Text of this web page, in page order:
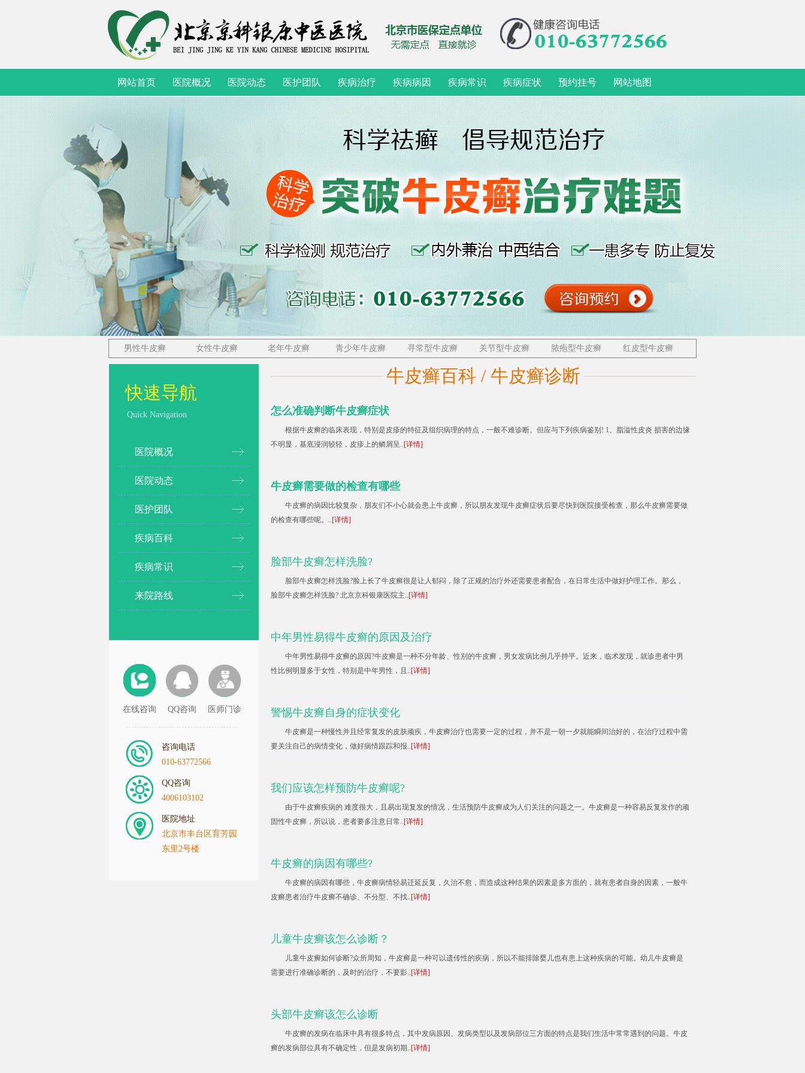
网站首页 医院概况 医院动态 医护团队 疾病治疗 疾病病因 疾病常识 疾病症状 预约挂号 网站地图
男性牛皮癣 女性牛皮癣 老年牛皮癣 青少年牛皮癣 寻常型牛皮癣 关节型牛皮癣 脓疱型牛皮癣 红皮型牛皮癣
快速导航
Quick Navigation
医院概况
医院动态
医护团队
疾病百科
疾病常识
来院路线
在线咨询 QQ咨询 医师门诊
咨询电话
010-63772566
QQ咨询
4006103102
医院地址
北京市丰台区育芳园
东里2号楼
牛皮癣百科 / 牛皮癣诊断
怎么准确判断牛皮癣症状
根据牛皮癣的临床表现，特别是皮疹的特征及组织病理的特点，一般不难诊断。但应与下列疾病鉴别! 1、脂溢性皮炎 损害的边缘
不明显，基底浸润较轻，皮疹上的鳞屑呈..[详情]
牛皮癣需要做的检查有哪些
牛皮癣的病因比较复杂，朋友们不小心就会患上牛皮癣，所以朋友发现牛皮癣症状后要尽快到医院接受检查，那么牛皮癣需要做
的检查有哪些呢。..[详情]
脸部牛皮癣怎样洗脸?
脸部牛皮癣怎样洗脸?脸上长了牛皮癣很是让人郁闷，除了正规的治疗外还需要患者配合，在日常生活中做好护理工作。那么，
脸部牛皮癣怎样洗脸? 北京京科银康医院主..[详情]
中年男性易得牛皮癣的原因及治疗
中年男性易得牛皮癣的原因?牛皮癣是一种不分年龄、性别的牛皮癣，男女发病比例几乎持平。近来，临术发现，就诊患者中男
性比例明显多于女性，特别是中年男性，且..[详情]
警惕牛皮癣自身的症状变化
牛皮癣是一种慢性并且经常复发的皮肤顽疾，牛皮癣治疗也需要一定的过程，并不是一朝一夕就能瞬间治好的，在治疗过程中需
要关注自己的病情变化，做好病情跟踪和报..[详情]
我们应该怎样预防牛皮癣呢?
由于牛皮癣疾病的 难度很大，且易出现复发的情况，生活预防牛皮癣成为人们关注的问题之一。牛皮癣是一种容易反复发作的顽
固性牛皮癣，所以说，患者要多注意日常..[详情]
牛皮癣的病因有哪些?
牛皮癣的病因有哪些，牛皮癣病情轻易迁延反复，久治不愈，而造成这种结果的因素是多方面的，就有患者自身的因素，一般牛
皮癣患者治疗牛皮癣不确诊、不分型、不找..[详情]
儿童牛皮癣该怎么诊断？
儿童牛皮癣如何诊断?众所周知，牛皮癣是一种可以遗传性的疾病，所以不能排除婴儿也有患上这种疾病的可能。幼儿牛皮癣是
需要进行准确诊断的，及时的治疗，不要影..[详情]
头部牛皮癣该怎么诊断
牛皮癣的发病在临床中具有很多特点，其中发病原因、发病类型以及发病部位三方面的特点是我们生活中常常遇到的问题。牛皮
癣的发病部位具有不确定性，但是发病初期..[详情]